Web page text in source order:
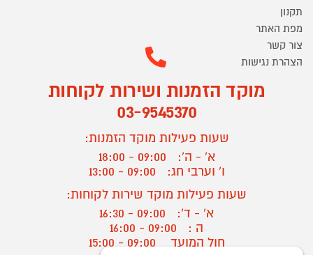
תקנון
מפת האתר
צור קשר
הצהרת נגישות
מוקד הזמנות ושירות לקוחות
03-9545370
שעות פעילות מוקד הזמנות:
א' - ה':
09:00 - 18:00
ו' וערבי חג:
09:00 - 13:00
שעות פעילות מוקד שירות לקוחות:
א' - ד':
09:00 - 16:30
ה :
09:00 - 16:00
חול המועד